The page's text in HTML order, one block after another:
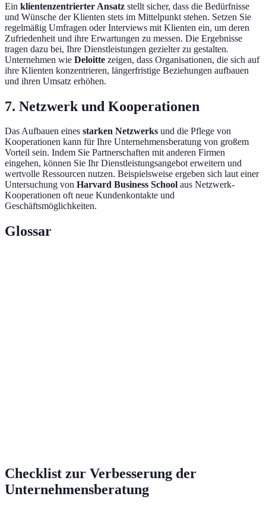
Ein klientenzentrierter Ansatz stellt sicher, dass die Bedürfnisse
und Wünsche der Klienten stets im Mittelpunkt stehen. Setzen Sie
regelmäßig Umfragen oder Interviews mit Klienten ein, um deren
Zufriedenheit und ihre Erwartungen zu messen. Die Ergebnisse
tragen dazu bei, Ihre Dienstleistungen gezielter zu gestalten.
Unternehmen wie Deloitte zeigen, dass Organisationen, die sich auf
ihre Klienten konzentrieren, längerfristige Beziehungen aufbauen
und ihren Umsatz erhöhen.
7. Netzwerk und Kooperationen
Das Aufbauen eines starken Netzwerks und die Pflege von
Kooperationen kann für Ihre Unternehmensberatung von großem
Vorteil sein. Indem Sie Partnerschaften mit anderen Firmen
eingehen, können Sie Ihr Dienstleistungsangebot erweitern und
wertvolle Ressourcen nutzen. Beispielsweise ergeben sich laut einer
Untersuchung von Harvard Business School aus Netzwerk-
Kooperationen oft neue Kundenkontakte und
Geschäftsmöglichkeiten.
Glossar
Checklist zur Verbesserung der
Unternehmensberatung